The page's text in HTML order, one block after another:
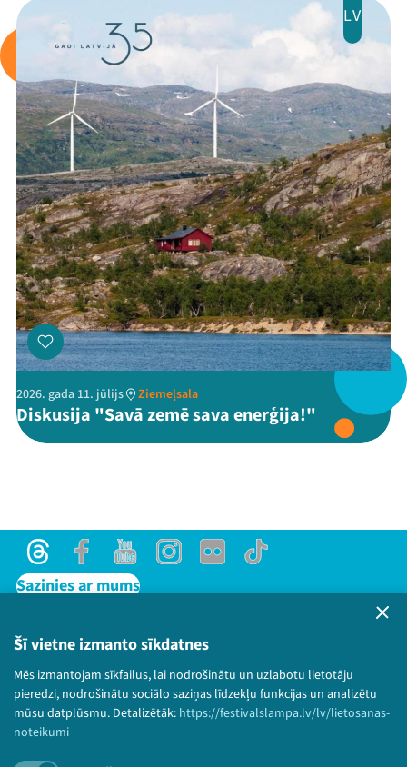
Šī vietne izmanto sīkdatnes
Mēs izmantojam sīkfailus, lai nodrošinātu un uzlabotu lietotāju
pieredzi, nodrošinātu sociālo saziņas līdzekļu funkcijas un analizētu
mūsu datplūsmu. Detalizētāk: https://festivalslampa.lv/lv/lietosanas-
noteikumi
Viņi bija LAMPĀ 2026
Jaunumi
Ziedo
Veikals
Kontakti
ThreadsFacebookYoutube
X Instagram
Flick TikTok
LV
2026. gada 11. jūlijs Ziemeļsala
Diskusija "Savā zemē sava enerģija!"
ThreadsFacebookYoutubeInstagram
Flick TikTok
Sazinies ar mums
Lietošanas noteikumi un sīkdatņu politika
Bērnu aizsardzības politika
© 2026 Sarunu festivāls LAMPA Visas tiesības
paturētas.